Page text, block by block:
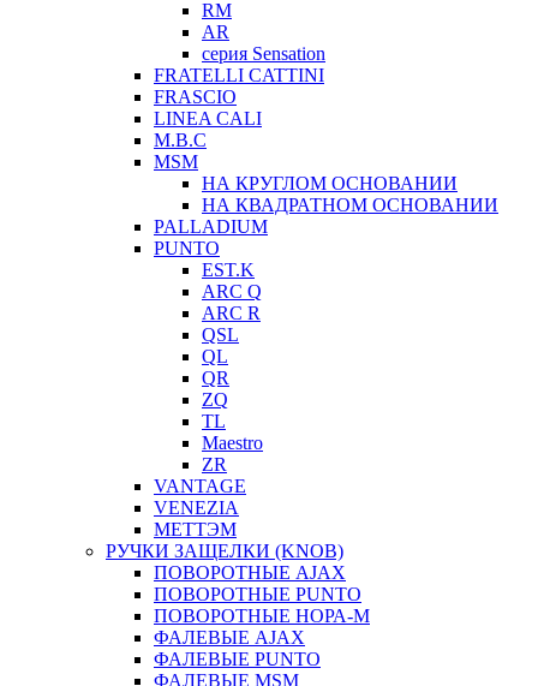
RM
AR
серия Sensation
FRATELLI CATTINI
FRASCIO
LINEA CALI
M.B.C
MSM
НА КРУГЛОМ ОСНОВАНИИ
НА КВАДРАТНОМ ОСНОВАНИИ
PALLADIUM
PUNTO
EST.K
ARC Q
ARC R
QSL
QL
QR
ZQ
TL
Maestro
ZR
VANTAGE
VENEZIA
МЕТТЭМ
РУЧКИ ЗАЩЕЛКИ (KNOB)
ПОВОРОТНЫЕ AJAX
ПОВОРОТНЫЕ PUNTO
ПОВОРОТНЫЕ НОРА-М
ФАЛЕВЫЕ AJAX
ФАЛЕВЫЕ PUNTO
ФАЛЕВЫЕ MSM